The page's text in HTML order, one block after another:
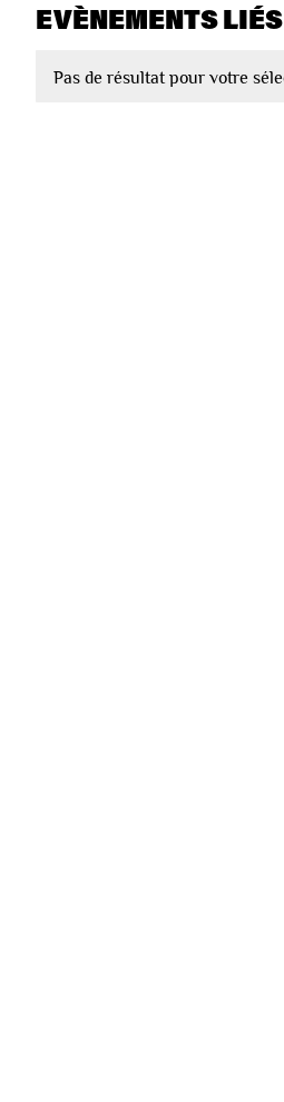
EVÈNEMENTS LIÉS
Pas de résultat pour votre